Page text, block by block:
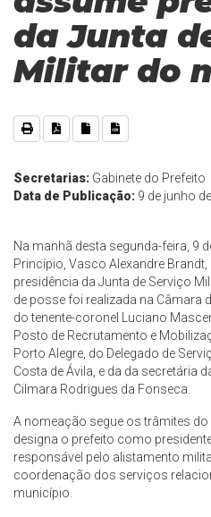
da Junta
Militar do
Secretarias: Gabinete do Prefeito
Data de Publicação: 9 de junho
Na manhã desta segunda-feira, 9
Princípio, Vasco Alexandre
presidência da Junta de Serviço
de posse foi realizada na Câmara
do tenente-coronel Luciano
Posto de Recrutamento e
Porto Alegre, do Delegado de
Costa de Ávila, e da da secretária
Cilmara Rodrigues da Fonseca.
A nomeação segue os trâmites do
designa o prefeito como
responsável pelo alistamento
coordenação dos serviços
município.